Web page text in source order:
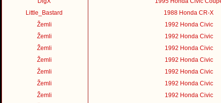
Little_Bastard
1988 Honda CR-X
Žemli
1992 Honda Civic
Žemli
1992 Honda Civic
Žemli
1992 Honda Civic
Žemli
1992 Honda Civic
Žemli
1992 Honda Civic
Žemli
1992 Honda Civic
Žemli
1992 Honda Civic